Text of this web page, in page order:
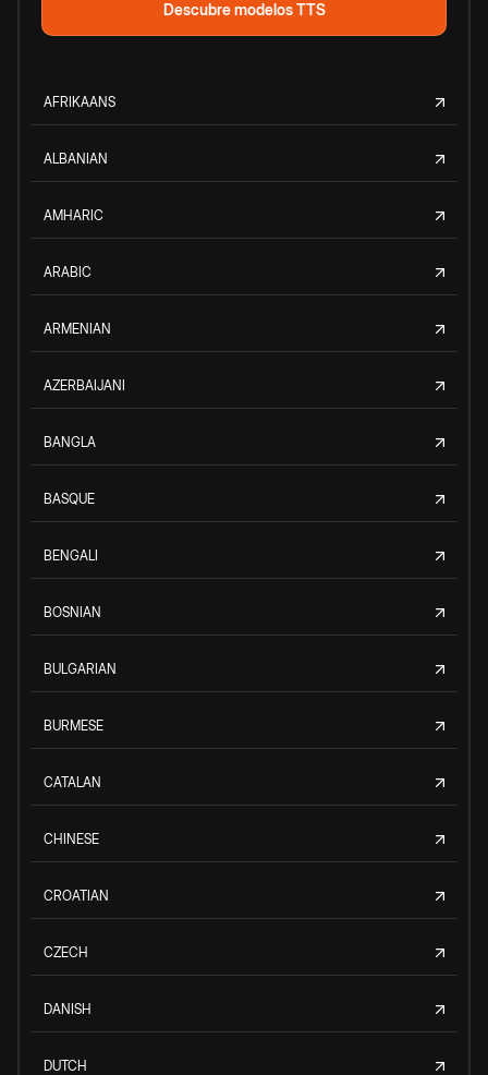
Descubre modelos TTS
AFRIKAANS
ALBANIAN
AMHARIC
ARABIC
ARMENIAN
AZERBAIJANI
BANGLA
BASQUE
BENGALI
BOSNIAN
BULGARIAN
BURMESE
CATALAN
CHINESE
CROATIAN
CZECH
DANISH
DUTCH